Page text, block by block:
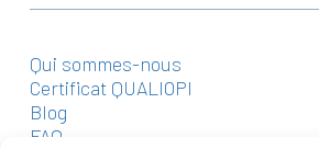
Qui sommes-nous
Certificat QUALIOPI
Blog
FAQ